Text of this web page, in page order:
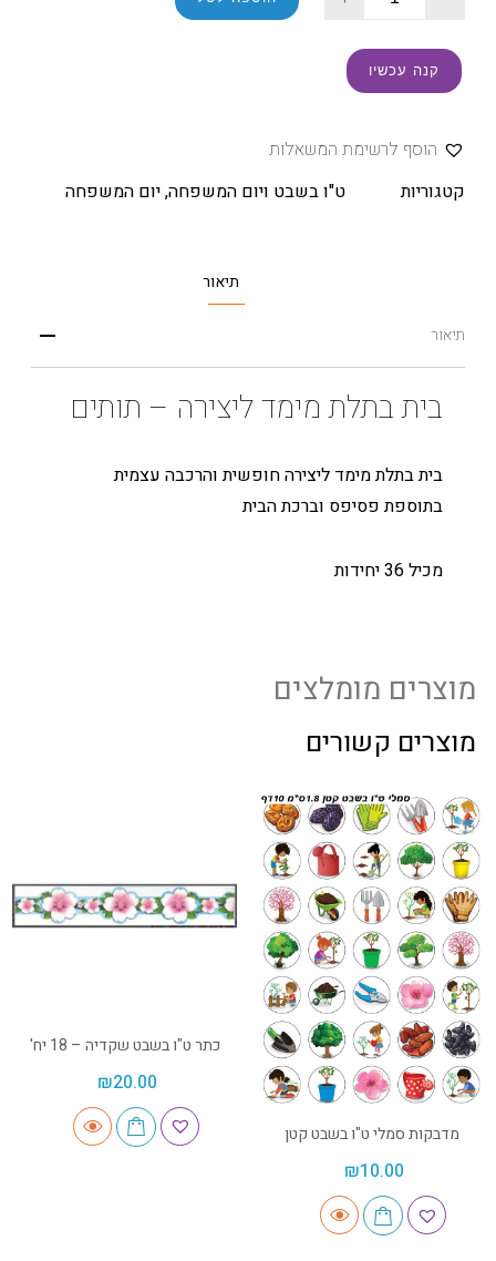
קנה עכשיו
הוסף לרשימת המשאלות
קטגוריות
ט"ו בשבט ויום המשפחה,יום המשפחה
תיאור
תיאור
בית בתלת מימד ליצירה – תותים
בית בתלת מימד ליצירה חופשית והרכבה עצמית
בתוספת פסיפס וברכת הבית
מכיל 36 יחידות
מוצרים מומלצים
מוצרים קשורים
מדבקות סמלי ט"ו בשבט קטן
₪10.00
כתר ט"ו בשבט שקדיה – 18 יח'
₪20.00